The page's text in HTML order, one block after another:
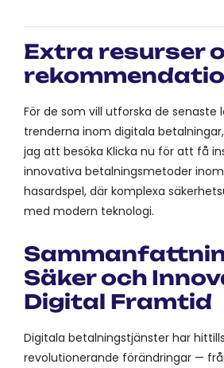
Extra resurser
För de som vill utforska de senaste
trenderna inom digitala
jag att besöka Klicka nu för att få
innovativa betalningsmetoder
hasardspel, där komplexa
med modern teknologi.
Säker och
Digital Framtid
Digitala betalningstjänster har
revolutionerande förändringar —